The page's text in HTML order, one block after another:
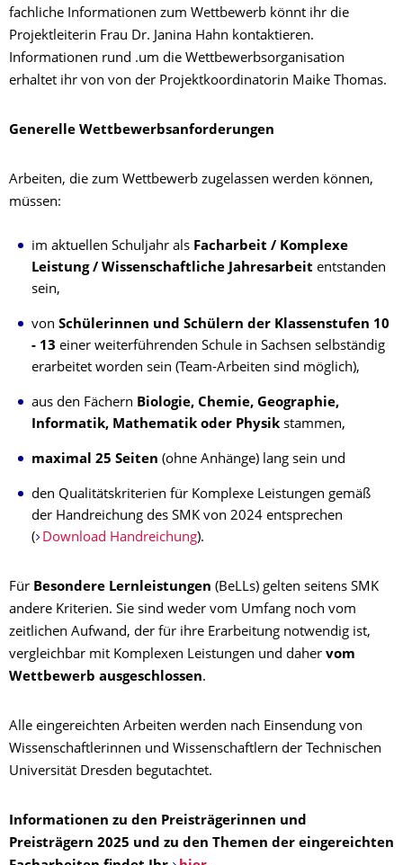
fachliche Informationen zum Wettbewerb könnt ihr die
Projektleiterin Frau Dr. Janina Hahn kontaktieren.
Informationen rund .um die Wettbewerbsorganisation
erhaltet ihr von von der Projektkoordinatorin Maike Thomas.
Generelle Wettbewerbsanforderungen
Arbeiten, die zum Wettbewerb zugelassen werden können,
müssen:
im aktuellen Schuljahr als Facharbeit / Komplexe
Leistung / Wissenschaftliche Jahresarbeit entstanden
sein,
von Schülerinnen und Schülern der Klassenstufen 10
- 13 einer weiterführenden Schule in Sachsen selbständig
erarbeitet worden sein (Team-Arbeiten sind möglich),
aus den Fächern Biologie, Chemie, Geographie,
Informatik, Mathematik oder Physik stammen,
maximal 25 Seiten (ohne Anhänge) lang sein und
den Qualitätskriterien für Komplexe Leistungen gemäß
der Handreichung des SMK von 2024 entsprechen
( Download Handreichung).
Für Besondere Lernleistungen (BeLLs) gelten seitens SMK
andere Kriterien. Sie sind weder vom Umfang noch vom
zeitlichen Aufwand, der für ihre Erarbeitung notwendig ist,
vergleichbar mit Komplexen Leistungen und daher vom
Wettbewerb ausgeschlossen.
Alle eingereichten Arbeiten werden nach Einsendung von
Wissenschaftlerinnen und Wissenschaftlern der Technischen
Universität Dresden begutachtet.
Informationen zu den Preisträgerinnen und
Preisträgern 2025 und zu den Themen der eingereichten